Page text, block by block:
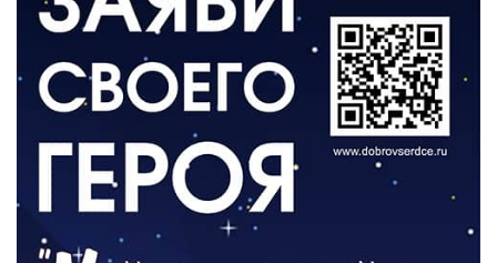
ВЛАСТЬ
День памяти и «Симфония народов»
06.08.2026
Новый настил на экотропе
05.08.2026